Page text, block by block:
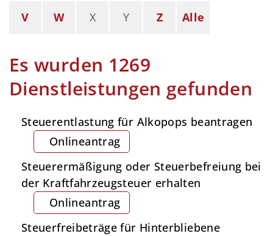
V W X Y Z Alle
Es wurden 1269
Dienstleistungen gefunden
Steuerentlastung für Alkopops beantragen
Onlineantrag
Steuerermäßigung oder Steuerbefreiung bei
der Kraftfahrzeugsteuer erhalten
Onlineantrag
Steuerfreibeträge für Hinterbliebene